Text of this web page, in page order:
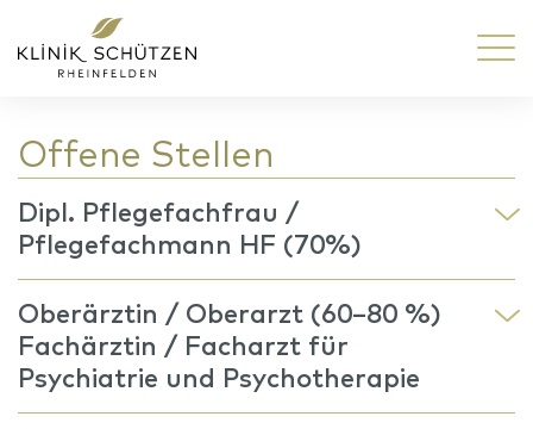
Offene Stellen
Dipl. Pflegefachfrau /
Pflegefachmann HF (70%)
Oberärztin / Oberarzt (60–80 %)
Fachärztin / Facharzt für
Psychiatrie und Psychotherapie